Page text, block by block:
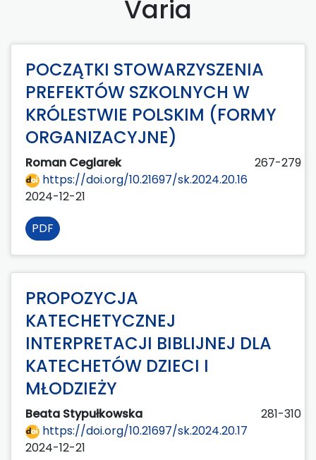
Varia
POCZĄTKI STOWARZYSZENIA
PREFEKTÓW SZKOLNYCH W
KRÓLESTWIE POLSKIM (FORMY
ORGANIZACYJNE)
Roman Ceglarek
267-279
https://doi.org/10.21697/sk.2024.20.16
2024-12-21
PDF
PROPOZYCJA
KATECHETYCZNEJ
INTERPRETACJI BIBLIJNEJ DLA
KATECHETÓW DZIECI I
MŁODZIEŻY
Beata Stypułkowska
281-310
https://doi.org/10.21697/sk.2024.20.17
2024-12-21